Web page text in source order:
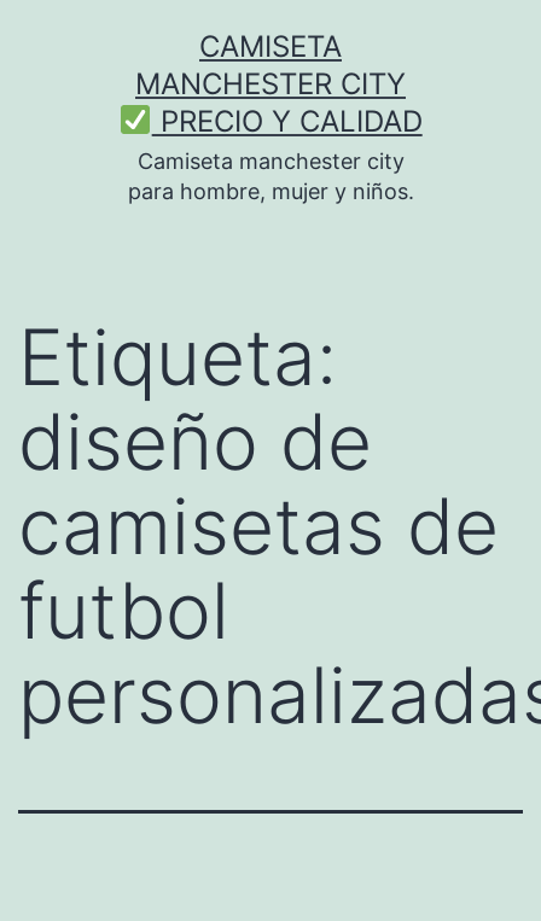
CAMISETA
MANCHESTER CITY
PRECIO Y CALIDAD
Camiseta manchester city
para hombre, mujer y niños.
Etiqueta:
diseño de
camisetas de
futbol